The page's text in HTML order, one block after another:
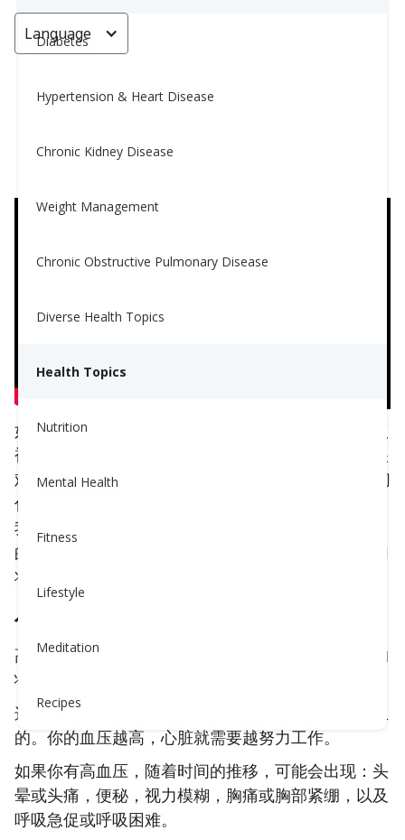
Diabetes
Hypertension & Heart Disease
Chronic Kidney Disease
Weight Management
Chronic Obstructive Pulmonary Disease
Diverse Health Topics
Health Topics
Nutrition
Mental Health
Fitness
Lifestyle
Meditation
Recipes
Language
心脏病——了解预警信号
Nina Ghamrawi, MS, RD, CDE
如果你正在阅读这篇文章，你可能在过去某个时间点
被告知你有高血压。但如果你出现严重症状，有时很
难知道这些症状是否是某种严重问题的迹象——我们
什么时候该打电话给医生？什么时候该拨打9-1-1？
我的症状与心脏有关，还是仅仅是胃灼热？了解自己
的身体在应对令人恐惧的情况时至关重要。这里我们
将讨论如何识别和应对这些情况。
什么是高血压、心脏病发作和中风？
高血压，即为高血压，是一种动脉
的
状况。
这种压力是由你的血液在心脏泵送时推动动脉壁产生
的。你的血压越高，心脏就需要越努力工作。
如果你有高血压，随着时间的推移，可能会出现：头
晕或头痛，便秘，视力模糊，胸痛或胸部紧绷，以及
呼吸急促或呼吸困难。